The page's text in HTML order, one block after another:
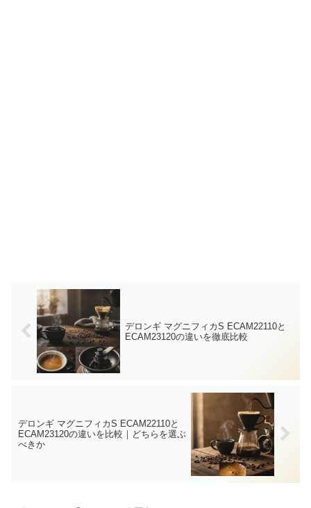
デロンギ マグニフィカS ECAM22110と
ECAM23120の違いを徹底比較
デロンギ マグニフィカS ECAM22110と
ECAM23120の違いを比較｜どちらを選ぶ
べきか